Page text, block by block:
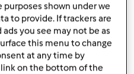
receita
variante
shown under we
to provide. If trackers are
you see may not be as
this menu to change
at any time by
on the bottom of the